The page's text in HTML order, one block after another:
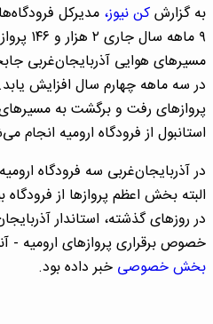
به گزارشکن نیوز، مدیرکل
مسیرهای هوایی آذربایجان‌غربی
در سه ماهه چهارم سال افزایش
پروازهای رفت و برگشت به
استانبول از فرودگاه ارومیه انجام
در آذربایجان‌غربی سه فرودگاه
البته بخش اعظم پروازها از
در روزهای گذشته، استاندار
خصوص برقراری پروازهای ارومیه -
بخش خصوصی خبر داده بود.